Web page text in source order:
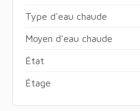
Type d'eau chaude
Moyen d'eau chaude
État
Étage